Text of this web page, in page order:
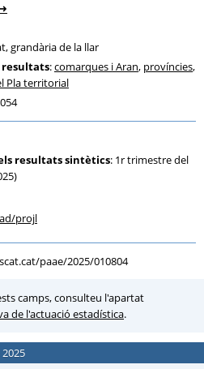
grandària de la llar
resultats:comarques i Aran, províncies,
Pla territorial
resultats sintètics: 1r trimestre del
/projl
paae/2025/010804
camps, consulteu l'apartat
de l'actuació estadística.